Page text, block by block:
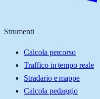
Strumenti
Calcola percorso
Traffico in tempo reale
Stradario e mappe
Calcola pedaggio